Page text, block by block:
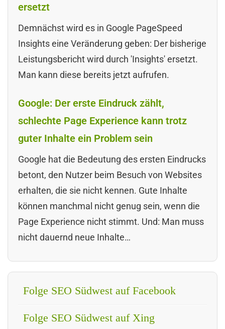
ersetzt
Demnächst wird es in Google PageSpeed
Insights eine Veränderung geben: Der bisherige
Leistungsbericht wird durch 'Insights' ersetzt.
Man kann diese bereits jetzt aufrufen.
Google: Der erste Eindruck zählt,
schlechte Page Experience kann trotz
guter Inhalte ein Problem sein
Google hat die Bedeutung des ersten Eindrucks
betont, den Nutzer beim Besuch von Websites
erhalten, die sie nicht kennen. Gute Inhalte
können manchmal nicht genug sein, wenn die
Page Experience nicht stimmt. Und: Man muss
nicht dauernd neue Inhalte…
Folge SEO Südwest auf Facebook
Folge SEO Südwest auf Xing